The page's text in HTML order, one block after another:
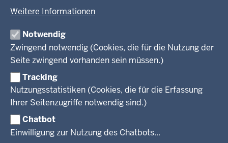
Weitere Informationen
Notwendig
Zwingend notwendig (Cookies, die für die Nutzung der
Seite zwingend vorhanden sein müssen.)
Tracking
Nutzungsstatistiken (Cookies, die für die Erfassung
Ihrer Seitenzugriffe notwendig sind.)
Chatbot
Einwilligung zur Nutzung des Chatbots...
Wirtschaft und Kultur
Produkte und Dienste
TIM-online
Webdienste
Behördenleitung
Leitbild
Personalvertretung
Regierungsbezirk
Reisekostenstelle
Veranstaltungen
Stellenangebote
Stellenangebote Schule
Praktikum
Referendariate
Bewerbung
Vormerkstelle NRW
PRESSE
Mediathek
Newsletter
Pressekontakt
Pressemitteilungen
Publikationen
VERFAHREN UND BEKANNTMACHUNGEN
Bekanntmachungen
Legionellen
Luftreinhaltepläne
Verfahrensübersichten
Überwachung umweltrelevanter Anlagen
Facebook
Instagram
LinkedIn
© 2026 Bezirksregierung Köln